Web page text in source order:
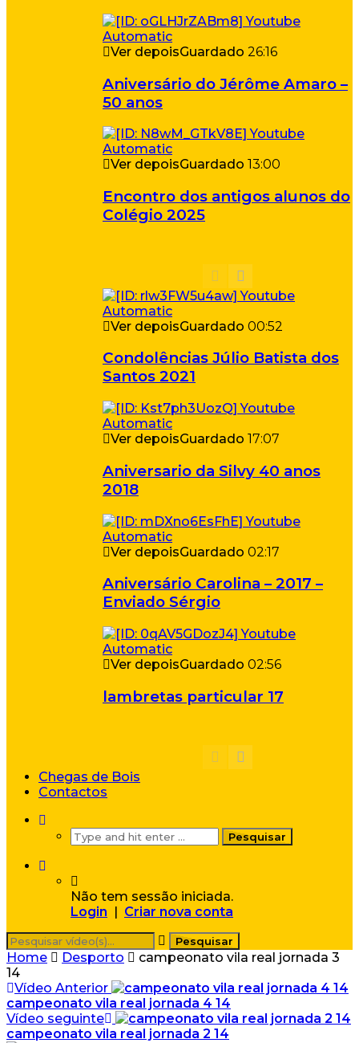
Ver depoisGuardado 26:16
Aniversário do Jérôme Amaro –
50 anos
Ver depoisGuardado 13:00
Encontro dos antigos alunos do
Colégio 2025
Ver depoisGuardado 00:52
Condolências Júlio Batista dos
Santos 2021
Ver depoisGuardado 17:07
Aniversario da Silvy 40 anos
2018
Ver depoisGuardado 02:17
Aniversário Carolina – 2017 –
Enviado Sérgio
Ver depoisGuardado 02:56
lambretas particular 17
Chegas de Bois
Contactos
Não tem sessão iniciada.
Login
Criar nova conta
Home Desporto
campeonato vila real jornada 3
14
Vídeo Anterior
campeonato vila real jornada 4 14
Vídeo seguinte
campeonato vila real jornada 2 14